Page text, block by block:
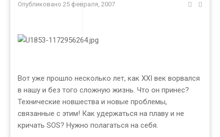
Опубликовано 25 февраля, 2007
Вот уже прошло несколько лет, как XXI век ворвался
в нашу и без того сложную жизнь. Что он принес?
Технические новшества и новые проблемы,
связанные с этим! Как удержаться на плаву и не
кричать SOS? Нужно полагаться на себя.